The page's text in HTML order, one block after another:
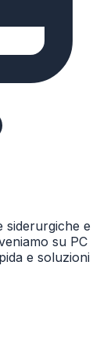
siderurgiche e
su PC
e soluzioni